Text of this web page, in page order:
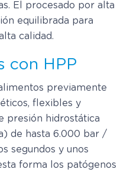
El procesado por alta
equilibrada para
calidad.
con HPP
previamente
flexibles y
presión hidrostática
de hasta 6.000 bar /
segundos y unos
forma los patógenos